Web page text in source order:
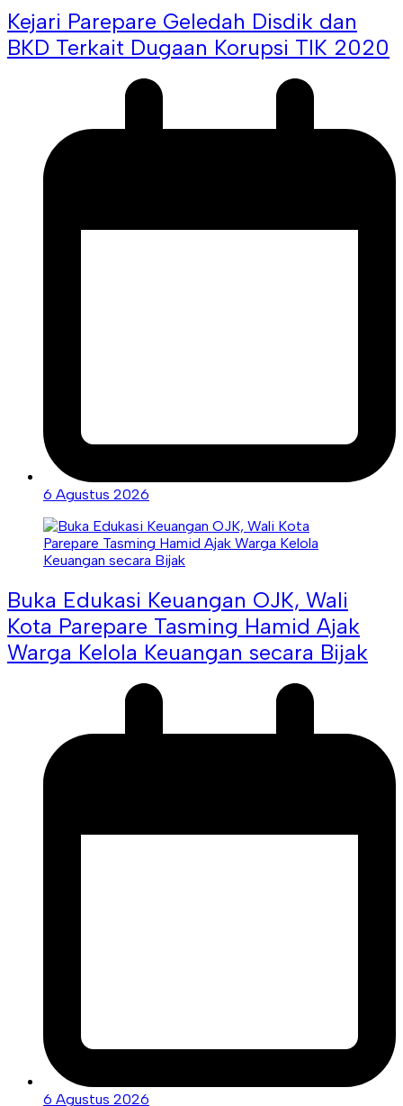
Kejari Parepare Geledah Disdik dan
BKD Terkait Dugaan Korupsi TIK 2020
6 Agustus 2026
Buka Edukasi Keuangan OJK, Wali
Kota Parepare Tasming Hamid Ajak
Warga Kelola Keuangan secara Bijak
6 Agustus 2026